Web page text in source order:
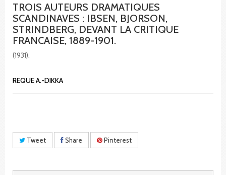
TROIS AUTEURS DRAMATIQUES
SCANDINAVES : IBSEN, BJORSON,
STRINDBERG, DEVANT LA CRITIQUE
FRANCAISE, 1889-1901.
(1931).
REQUE A.-DIKKA
Tweet Share Pinterest